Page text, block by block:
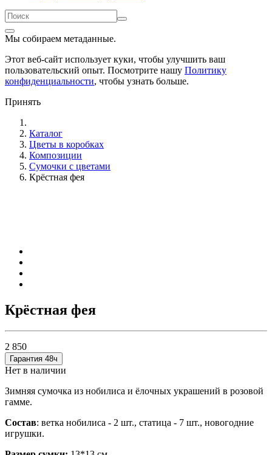
Мы собираем метаданные.
Этот веб-сайт использует куки, чтобы улучшить ваш
пользовательский опыт. Посмотрите нашу Политику
конфиденциальности, чтобы узнать больше.
Принять
Каталог
Цветы в коробках
Композиции
Сумочки с цветами
Крёстная фея
Крёстная фея
2 850
Гарантия 48ч
Нет в наличии
Зимняя сумочка из нобилиса и ёлочных украшений в розовой
гамме.
Состав: ветка нобилиса - 2 шт., статица - 7 шт., новогодние
игрушки.